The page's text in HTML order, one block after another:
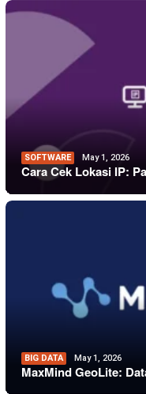
SOFTWARE May 1, 2026
Cara Cek Lokasi IP:
BIG DATA May 1, 2026
MaxMind GeoLite: